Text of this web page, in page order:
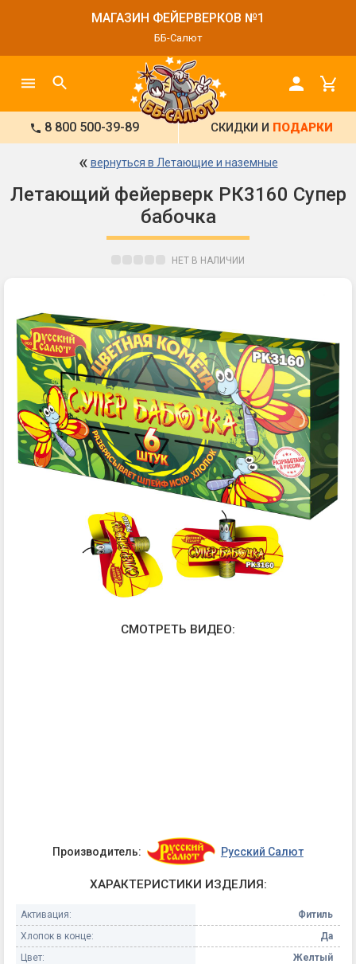
МАГАЗИН ФЕЙЕРВЕРКОВ №1
ББ-Салют
8 800 500-39-89 СКИДКИ И ПОДАРКИ
« вернуться в Летающие и наземные
Летающий фейерверк РК3160 Супер
бабочка
НЕТ В НАЛИЧИИ
СМОТРЕТЬ ВИДЕО:
Производитель: Русский Салют
ХАРАКТЕРИСТИКИ ИЗДЕЛИЯ:
Активация:
Фитиль
Хлопок в конце:
Да
Цвет:
Желтый